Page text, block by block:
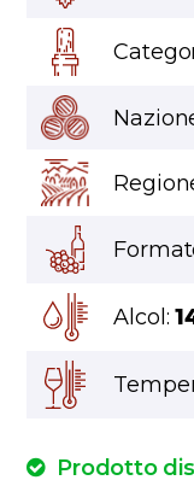
Alcol:
Prodotto